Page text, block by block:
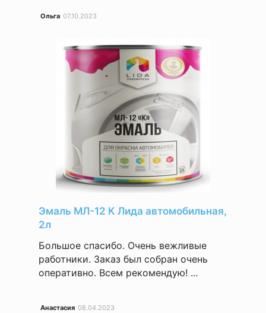
Ольга 07.10.2023
Эмаль МЛ-12 К Лида автомобильная,
2л
Большое спасибо. Очень вежливые
работники. Заказ был собран очень
оперативно. Всем рекомендую! ...
Анастасия 08.04.2023